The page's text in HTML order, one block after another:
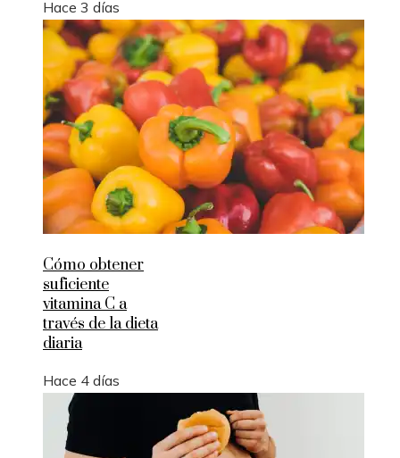
Hace 3 días
Cómo obtener
suficiente
vitamina C a
través de la dieta
diaria
Hace 4 días